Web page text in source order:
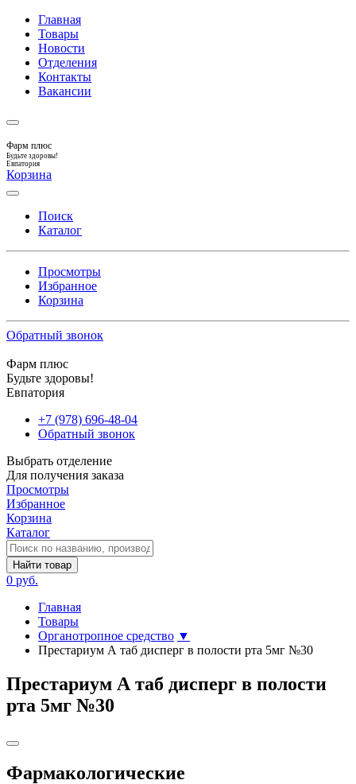
Главная
Товары
Новости
Отделения
Контакты
Вакансии
Фарм плюс
Будьте здоровы!
Евпатория
Корзина
Поиск
Каталог
Просмотры
Избранное
Корзина
Обратный звонок
Фарм плюс
Будьте здоровы!
Евпатория
+7 (978) 696-48-04
Обратный звонок
Выбрать отделение
Для получения заказа
Просмотры
Избранное
Корзина
Каталог
Найти товар
0 руб.
Главная
Товары
Органотропное средство ▼
Престариум А таб дисперг в полости рта 5мг №30
Престариум А таб дисперг в полости
рта 5мг №30
Фармакологические